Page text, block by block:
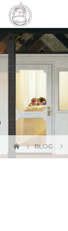
BLOG